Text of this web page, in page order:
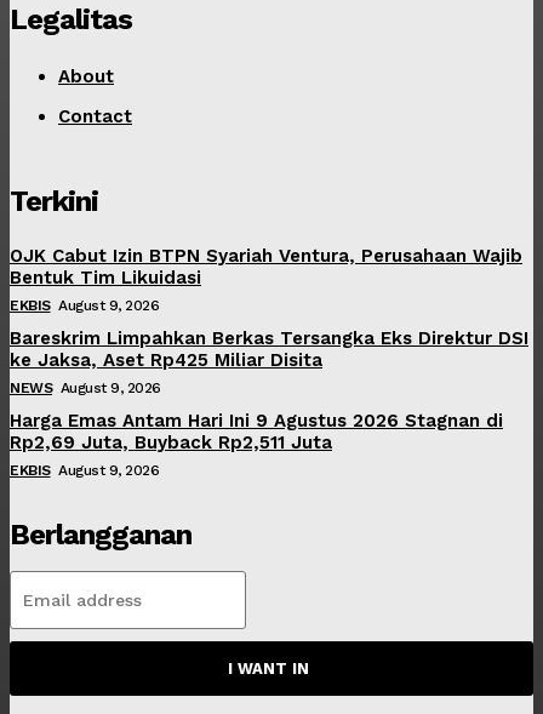
Legalitas
About
Contact
Terkini
OJK Cabut Izin BTPN Syariah Ventura, Perusahaan Wajib
Bentuk Tim Likuidasi
EKBIS August 9, 2026
Bareskrim Limpahkan Berkas Tersangka Eks Direktur DSI
ke Jaksa, Aset Rp425 Miliar Disita
NEWS August 9, 2026
Harga Emas Antam Hari Ini 9 Agustus 2026 Stagnan di
Rp2,69 Juta, Buyback Rp2,511 Juta
EKBIS August 9, 2026
Berlangganan
I WANT IN